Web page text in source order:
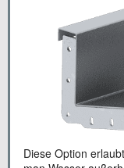
Diese Option